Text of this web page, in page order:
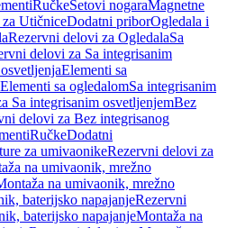
RučkeSetovi nogaraMagnetne
UtičniceDodatni priborOgledala i
Rezervni delovi za OgledalaSa
delovi za Sa integrisanim
Elementi sa
sa ogledalomSa integrisanim
Sa integrisanim osvetljenjemBez
delovi za Bez integrisanog
RučkeDodatni
za umivaonikeRezervni delovi za
na umivaonik, mrežno
na umivaonik, mrežno
baterijsko napajanjeRezervni
baterijsko napajanjeMontaža na